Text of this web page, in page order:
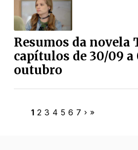
Resumos da novela
capítulos de 30/09 a
outubro
1 2 3 4 5 6 7 › »